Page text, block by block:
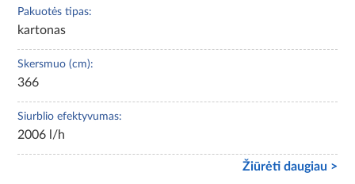
Pakuotės tipas:
kartonas
Skersmuo (cm):
366
Siurblio efektyvumas:
2006 l/h
Žiūrėti daugiau >